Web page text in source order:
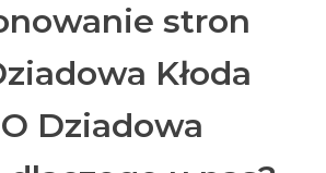
stron
Kłoda
Dziadowa